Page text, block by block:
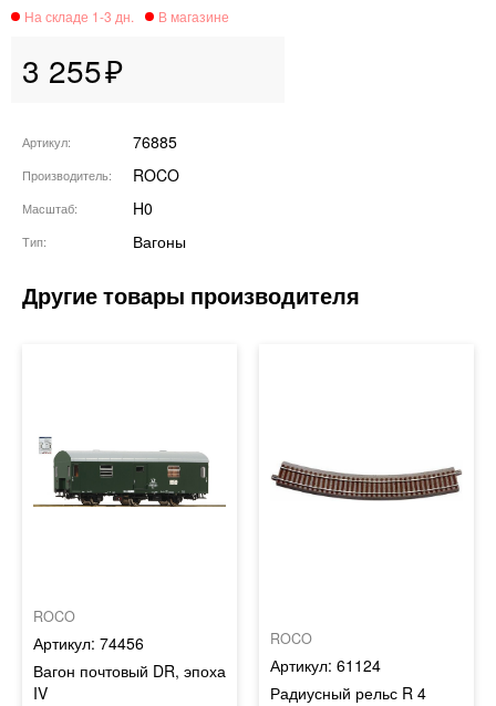
3 255
Артикул 76885
Производитель ROCO
Масштаб H0
Тип Вагоны
ROCO
74456
Вагон почтовый DR, эпоха
IV
ROCO
61124
Радиусный рельс R 4